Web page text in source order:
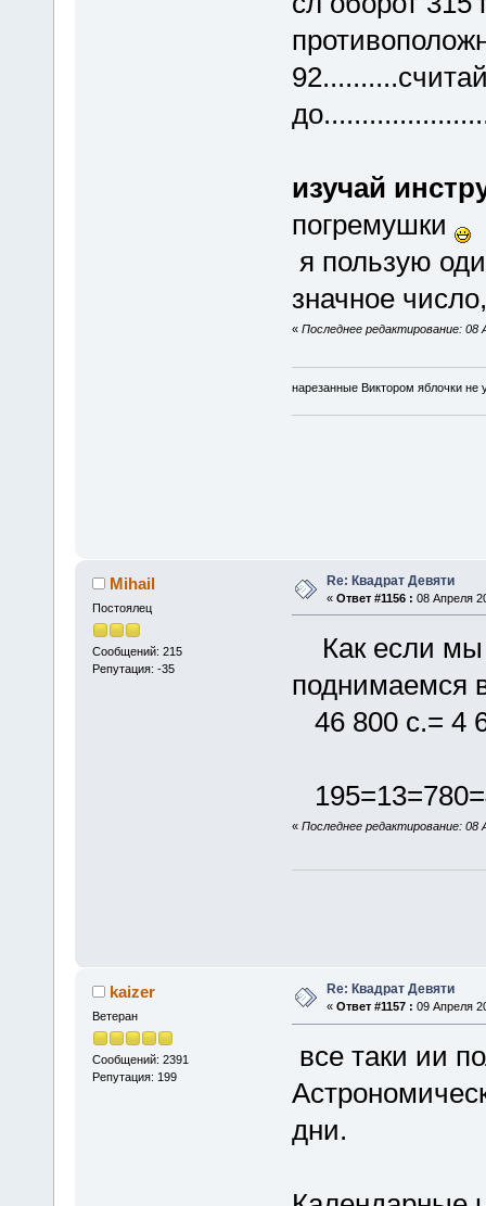
изучай
погремушки
я пользую
значное
« Последнее редактирование: 08
нарезанные Виктором яблочки не
Mihail
Постоялец
Сообщений: 215
Репутация: -35
Re: Квадрат Девяти
« Ответ #1156 : 08 Апреля
Как если мы
поднимаемся
46 800 с.= 4
« Последнее редактирование: 08
kaizer
Ветеран
Сообщений: 2391
Репутация: 199
Re: Квадрат Девяти
« Ответ #1157 : 09 Апреля
все таки ии
дни.